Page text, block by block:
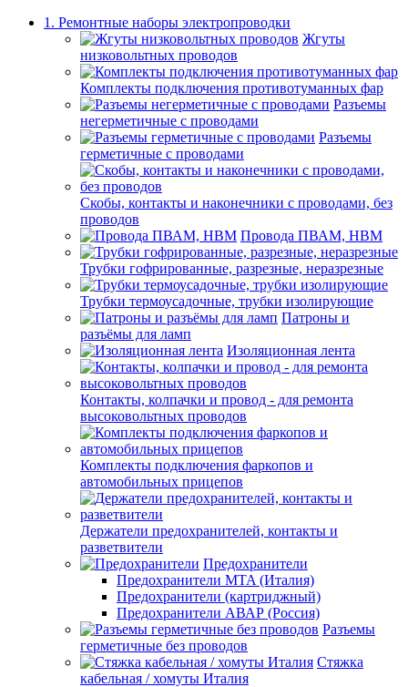
1. Ремонтные наборы электропроводки
Жгуты
низковольтных проводов
Комплекты подключения противотуманных фар
Разъемы
негерметичные с проводами
Разъемы
герметичные с проводами
Скобы, контакты и наконечники с проводами, без
проводов
Провода ПВАМ, НВМ
Трубки гофрированные, разрезные, неразрезные
Трубки термоусадочные, трубки изолирующие
Патроны и
разъёмы для ламп
Изоляционная лента
Контакты, колпачки и провод - для ремонта
высоковольтных проводов
Комплекты подключения фаркопов и
автомобильных прицепов
Держатели предохранителей, контакты и
разветвители
Предохранители
Предохранители MTA (Италия)
Предохранители (картриджный)
Предохранители АВАР (Россия)
Разъемы
герметичные без проводов
Стяжка
кабельная / хомуты Италия